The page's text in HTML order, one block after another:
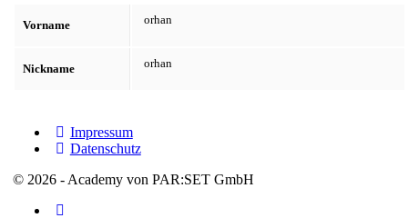
Vorname orhan
Nickname orhan
Impressum
Datenschutz
© 2026 - Academy von PAR:SET GmbH